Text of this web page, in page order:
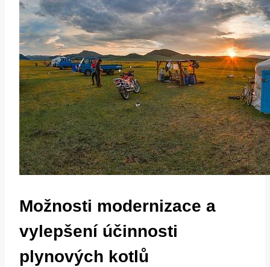
Možnosti modernizace a
vylepšení účinnosti
plynových kotlů